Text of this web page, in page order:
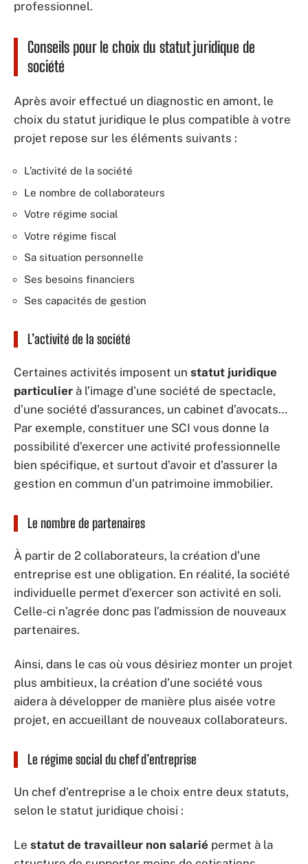
professionnel.
Conseils pour le choix du statut juridique de
société
Après avoir effectué un diagnostic en amont, le
choix du statut juridique le plus compatible à votre
projet repose sur les éléments suivants :
L’activité de la société
Le nombre de collaborateurs
Votre régime social
Votre régime fiscal
Sa situation personnelle
Ses besoins financiers
Ses capacités de gestion
L’activité de la société
Certaines activités imposent un statut juridique
particulier à l’image d’une société de spectacle,
d’une société d’assurances, un cabinet d’avocats…
Par exemple, constituer une SCI vous donne la
possibilité d’exercer une activité professionnelle
bien spécifique, et surtout d’avoir et d’assurer la
gestion en commun d’un patrimoine immobilier.
Le nombre de partenaires
À partir de 2 collaborateurs, la création d’une
entreprise est une obligation. En réalité, la société
individuelle permet d’exercer son activité en soli.
Celle-ci n’agrée donc pas l’admission de nouveaux
partenaires.
Ainsi, dans le cas où vous désiriez monter un projet
plus ambitieux, la création d’une société vous
aidera à développer de manière plus aisée votre
projet, en accueillant de nouveaux collaborateurs.
Le régime social du chef d’entreprise
Un chef d’entreprise a le choix entre deux statuts,
selon le statut juridique choisi :
Le statut de travailleur non salarié permet à la